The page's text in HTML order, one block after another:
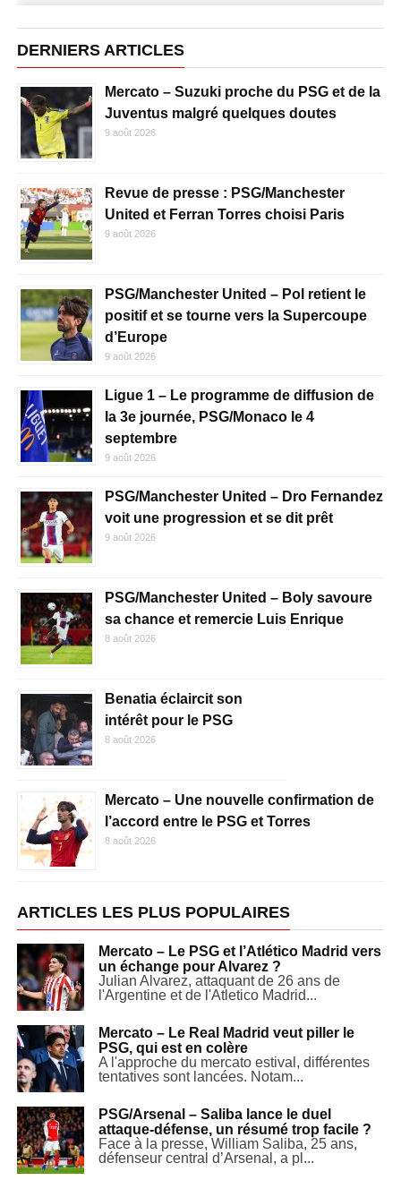
DERNIERS ARTICLES
Mercato – Suzuki proche du PSG et de la
Juventus malgré quelques doutes
9 août 2026
Revue de presse : PSG/Manchester
United et Ferran Torres choisi Paris
9 août 2026
PSG/Manchester United – Pol retient le
positif et se tourne vers la Supercoupe
d’Europe
9 août 2026
Ligue 1 – Le programme de diffusion de
la 3e journée, PSG/Monaco le 4
septembre
9 août 2026
PSG/Manchester United – Dro Fernandez
voit une progression et se dit prêt
9 août 2026
PSG/Manchester United – Boly savoure
sa chance et remercie Luis Enrique
8 août 2026
Benatia éclaircit son
intérêt pour le PSG
8 août 2026
Mercato – Une nouvelle confirmation de
l’accord entre le PSG et Torres
8 août 2026
ARTICLES LES PLUS POPULAIRES
Mercato – Le PSG et l’Atlético Madrid vers
un échange pour Alvarez ?
Julian Alvarez, attaquant de 26 ans de
l'Argentine et de l'Atletico Madrid...
Mercato – Le Real Madrid veut piller le
PSG, qui est en colère
A l'approche du mercato estival, différentes
tentatives sont lancées. Notam...
PSG/Arsenal – Saliba lance le duel
attaque-défense, un résumé trop facile ?
Face à la presse, William Saliba, 25 ans,
défenseur central d’Arsenal, a pl...